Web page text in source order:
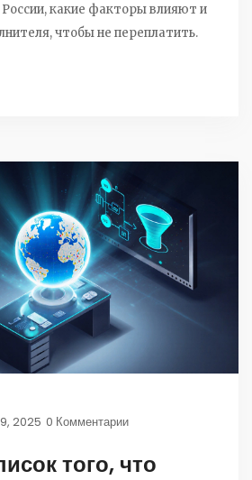
какие факторы влияют и
чтобы не переплатить.
2025 0 Комментарии
того, что